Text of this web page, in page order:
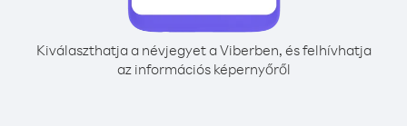
Kiválaszthatja a névjegyet a Viberben, és felhívhatja
az információs képernyőről